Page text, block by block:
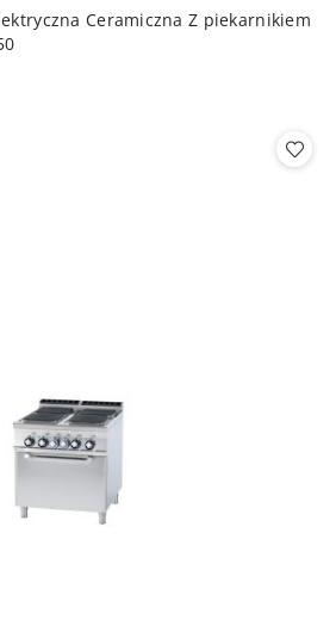
Ceramiczna Z piekarnikiem